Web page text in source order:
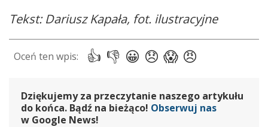
Tekst: Dariusz Kapała, fot. ilustracyjne
Dziękujemy za przeczytanie naszego artykułu
do końca. Bądź na bieżąco! Obserwuj nas
w Google News!